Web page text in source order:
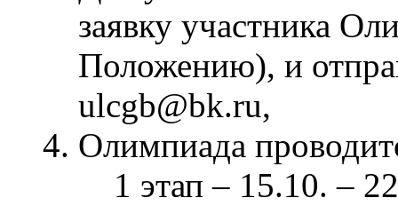
заявку участника
Положению), и
ulcgb@bk.ru,
Олимпиада
1 этап – 15.10. –